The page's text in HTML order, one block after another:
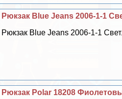
Рюкзак Blue Jeans 2006-1-1
Рюкзак Blue Jeans 2006-1-1
Рюкзак Polar 18208